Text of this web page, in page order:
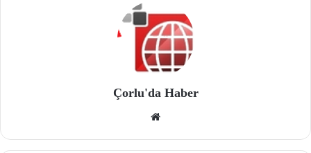
Çorlu'da Haber
site